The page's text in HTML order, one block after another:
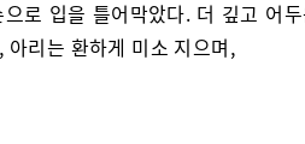
으로 입을 틀어막았다. 더 깊고 어
아리는 환하게 미소 지으며,